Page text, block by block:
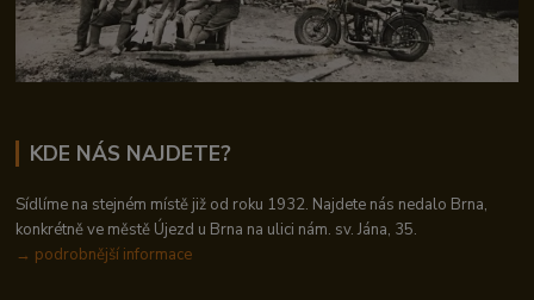
KDE NÁS NAJDETE?
Sídlíme na stejném místě již od roku 1932. Najdete nás nedalo Brna,
konkrétně ve městě Újezd u Brna na ulici nám. sv. Jána, 35.
→ podrobnější informace